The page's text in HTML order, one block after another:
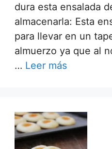
dura esta ensalada
almacenarla: Esta
para llevar en un
almuerzo ya que al
… Leer más